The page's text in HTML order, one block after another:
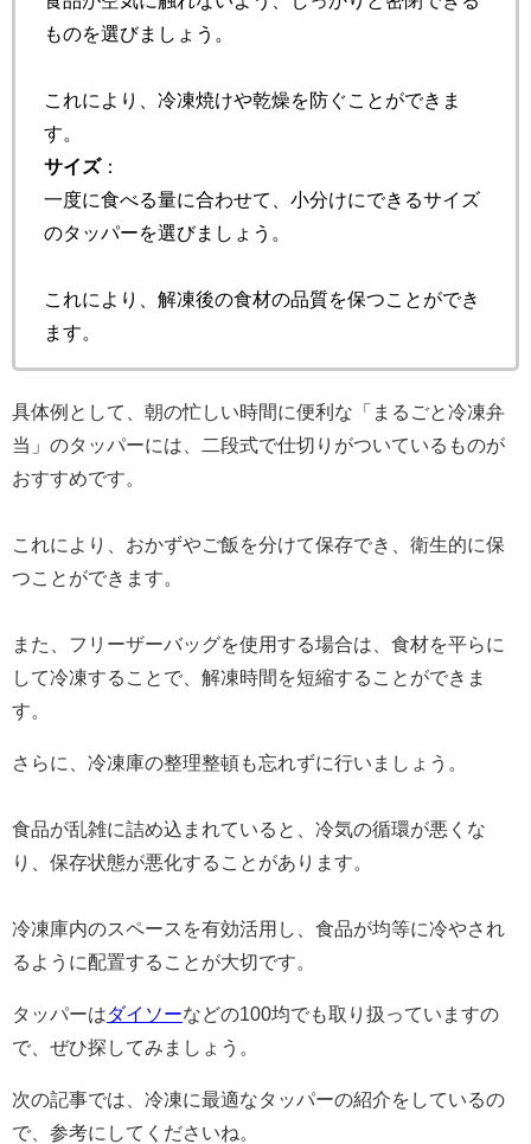
ものを選びましょう。
これにより、冷凍焼けや乾燥を防ぐことができま
す。
サイズ：
一度に食べる量に合わせて、小分けにできるサイズ
のタッパーを選びましょう。
これにより、解凍後の食材の品質を保つことができ
ます。
具体例として、朝の忙しい時間に便利な「まるごと冷凍弁
当」のタッパーには、二段式で仕切りがついているものが
おすすめです。
これにより、おかずやご飯を分けて保存でき、衛生的に保
つことができます。
また、フリーザーバッグを使用する場合は、食材を平らに
して冷凍することで、解凍時間を短縮することができま
す。
さらに、冷凍庫の整理整頓も忘れずに行いましょう。
食品が乱雑に詰め込まれていると、冷気の循環が悪くな
り、保存状態が悪化することがあります。
冷凍庫内のスペースを有効活用し、食品が均等に冷やされ
るように配置することが大切です。
タッパーはダイソーなどの100均でも取り扱っていますの
で、ぜひ探してみましょう。
次の記事では、冷凍に最適なタッパーの紹介をしているの
で、参考にしてくださいね。